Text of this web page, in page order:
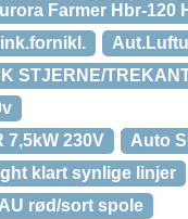
Farmer Hbr-120
STJERNE/
7,5kW 230V
Auto
klart synlige linjer
rød/sort spole